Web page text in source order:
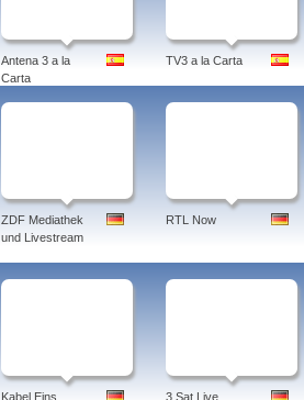
Antena 3 a la
Carta
TV3 a la Carta
ZDF Mediathek
und Livestream
RTL Now
Kabel Eins 3 Sat Live